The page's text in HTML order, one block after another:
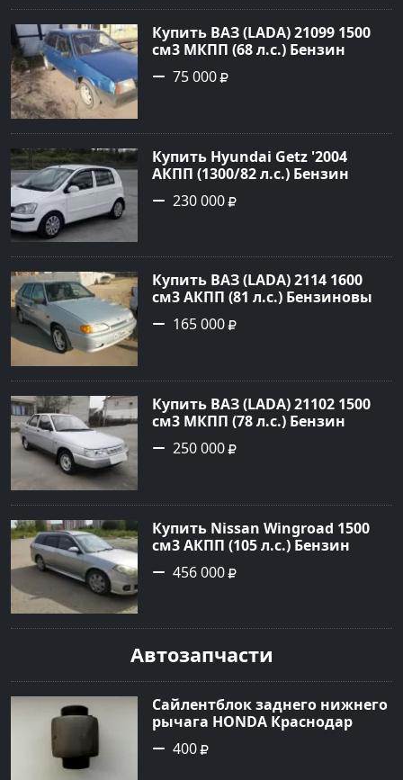
Авторынок23
Купить ВАЗ (LADA) 21099 1500
см3 МКПП (68 л.с.) Бензин
инжектор в Кореновск : цвет
Синий Седан 2000 года по цене
75 000
Купить Hyundai Getz '2004
АКПП (1300/82 л.с.) Бензин
инжектор Петровская цвет
Белый Седан по цене 230000
230 000
Купить ВАЗ (LADA) 2114 1600
см3 АКПП (81 л.с.) Бензиновый
в Новороссийск: цвет серый
Хетчбэк 2008 года по цене
165 000
Купить ВАЗ (LADA) 21102 1500
см3 МКПП (78 л.с.) Бензин
карбюратор в Небуг: цвет
Серебро Седан 2001 года по
Авторынок23
250 000
Купить Nissan Wingroad 1500
см3 АКПП (105 л.с.) Бензин
инжектор в Армавир: цвет
Серебристый Универсал 2002
Авторынок23
456 000
Автозапчасти
Сайлентблок заднего нижнего
рычага HONDA Краснодар
400